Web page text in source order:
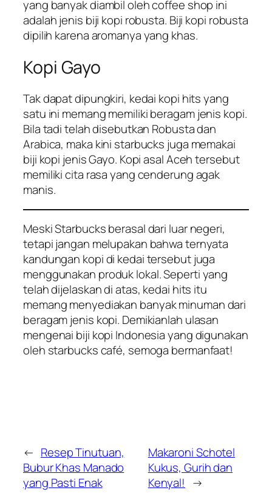
yang banyak diambil oleh coffee shop ini
adalah jenis biji kopi robusta. Biji kopi robusta
dipilih karena aromanya yang khas.
Kopi Gayo
Tak dapat dipungkiri, kedai kopi hits yang
satu ini memang memiliki beragam jenis kopi.
Bila tadi telah disebutkan Robusta dan
Arabica, maka kini starbucks juga memakai
biji kopi jenis Gayo. Kopi asal Aceh tersebut
memiliki cita rasa yang cenderung agak
manis.
Meski Starbucks berasal dari luar negeri,
tetapi jangan melupakan bahwa ternyata
kandungan kopi di kedai tersebut juga
menggunakan produk lokal. Seperti yang
telah dijelaskan di atas, kedai hits itu
memang menyediakan banyak minuman dari
beragam jenis kopi. Demikianlah ulasan
mengenai biji kopi Indonesia yang digunakan
oleh starbucks café, semoga bermanfaat!
← Resep Tinutuan,
Bubur Khas Manado
yang Pasti Enak
Makaroni Schotel
Kukus, Gurih dan
Kenyal! →